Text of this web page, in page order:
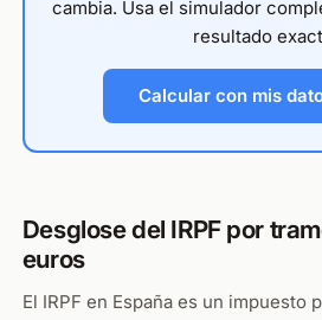
cambia. Usa el simulador
resultado
Calcular con mis
Desglose del IRPF por
euros
El IRPF en España es un impuesto